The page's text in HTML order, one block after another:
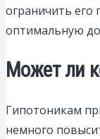
ограничить
оптимальную
Может ли
Гипотоникам
немного